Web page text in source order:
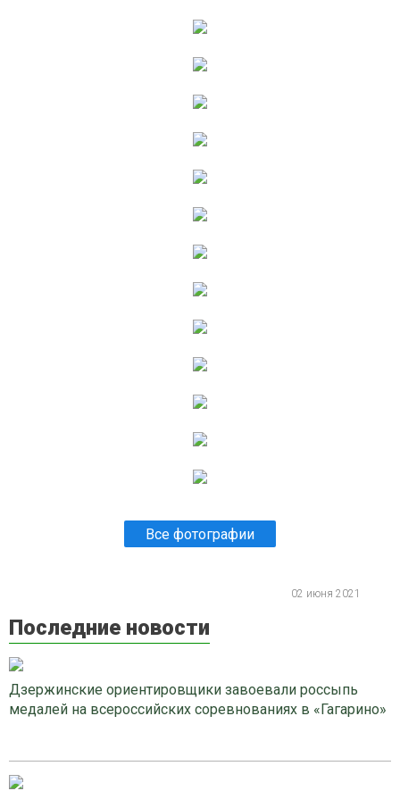
Все фотографии
02 июня 2021
Последние новости
Дзержинские ориентировщики завоевали россыпь
медалей на всероссийских соревнованиях в «Гагарино»